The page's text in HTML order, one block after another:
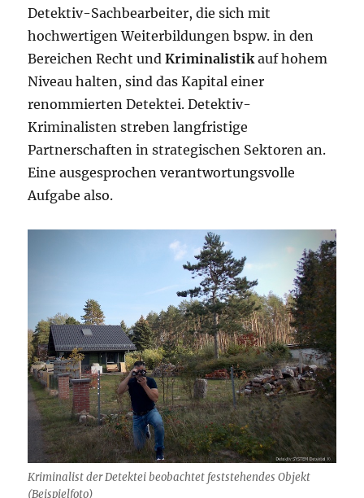
Detektiv-Sachbearbeiter, die sich mit
hochwertigen Weiterbildungen bspw. in den
Bereichen Recht undKriminalistikauf hohem
Niveau halten, sind das Kapital einer
renommierten Detektei. Detektiv-
Kriminalisten streben langfristige
Partnerschaften in strategischen Sektoren an.
Eine ausgesprochen verantwortungsvolle
Aufgabe also.
Kriminalist der Detektei beobachtet feststehendes Objekt
(Beispielfoto)